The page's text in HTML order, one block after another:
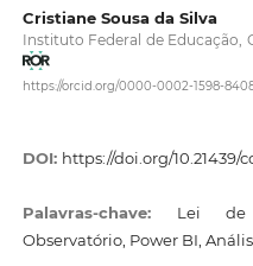
Cristiane Sousa da Silva
Instituto Federal de Educação,
https://orcid.org/0000-0002-1598-
DOI: https://doi.org/10.21439/
Palavras-chave: Lei de
Observatório, Power BI,